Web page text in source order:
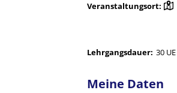
Veranstaltungsort:
Lehrgangsdauer: 30 UE
Meine Daten